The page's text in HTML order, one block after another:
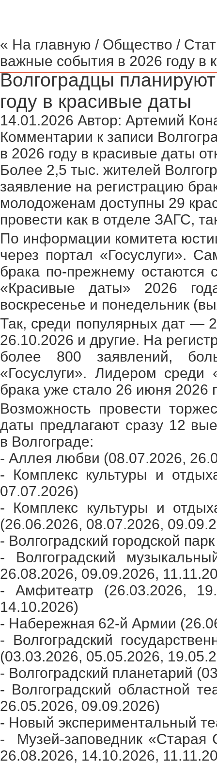
« На главную / Общество /
важные события в 2026 году в
Волгоградцы
году в красивые даты
14.01.2026 Автор: Артемий
Комментарии к записи
в 2026 году в красивые даты
Более 2,5 тыс. жителей
заявление на регистрацию
молодоженам доступны 29
провести как в отделе ЗАГС,
По информации комитета
через портал «Госуслуги».
брака по-прежнему остаются
«Красивые даты» 2026
воскресенье и понедельник
Так, среди популярных дат —
26.10.2026 и другие. На
более 800 заявлений,
«Госуслуги». Лидером среди
брака уже стало 26 июня 2026
Возможность провести
даты предлагают сразу 12
в Волгограде:
- Аллея любви (08.07.2026,
- Комплекс культуры и
07.07.2026)
- Комплекс культуры и
(26.06.2026, 08.07.2026,
- Волгоградский городской
- Волгоградский
26.08.2026, 09.09.2026,
- Амфитеатр (26.03.2026,
14.10.2026)
- Набережная 62-й Армии
- Волгоградский
(03.03.2026, 05.05.2026,
- Волгоградский планетарий
- Волгоградский областной
26.05.2026, 09.09.2026)
- Новый экспериментальный
- Музей-заповедник «Старая
26.08.2026, 14.10.2026,